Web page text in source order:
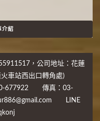
介紹
，公司地址：花蓮
車站西出口轉角處)
677922 傳真：03-
LINE